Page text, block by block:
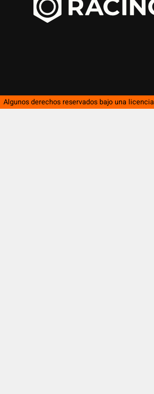
Algunos derechos reservados bajo una licencia